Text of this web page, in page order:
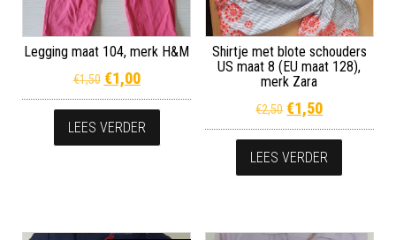
Legging maat 104, merk H&M
€1,50 Oorspronkelijke prijs was: €1,50.
€1,00Huidige prijs is: €1,00.
LEES VERDER
Shirtje met blote schouders
US maat 8 (EU maat 128),
merk Zara
€2,50 Oorspronkelijke
€1,50Huidige
LEES VERDER